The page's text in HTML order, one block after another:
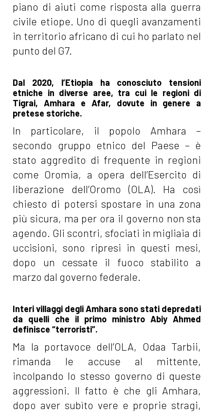
piano di aiuti come risposta alla guerra
civile etiope. Uno di quegli avanzamenti
in territorio africano di cui ho parlato nel
punto del G7.
Dal 2020, l’Etiopia ha conosciuto tensioni
etniche in diverse aree, tra cui le regioni di
Tigrai, Amhara e Afar, dovute in genere a
pretese storiche.
In particolare, il popolo Amhara –
secondo gruppo etnico del Paese – è
stato aggredito di frequente in regioni
come Oromia, a opera dell’Esercito di
liberazione dell’Oromo (OLA). Ha così
chiesto di potersi spostare in una zona
più sicura, ma per ora il governo non sta
agendo. Gli scontri, sfociati in migliaia di
uccisioni, sono ripresi in questi mesi,
dopo un cessate il fuoco stabilito a
marzo dal governo federale.
Interi villaggi degli Amhara sono stati depredati
da quelli che il primo ministro Abiy Ahmed
definisce “terroristi”.
Ma la portavoce dell’OLA, Odaa Tarbii,
rimanda le accuse al mittente,
incolpando lo stesso governo di queste
aggressioni. Il fatto è che gli Amhara,
dopo aver subìto vere e proprie stragi,